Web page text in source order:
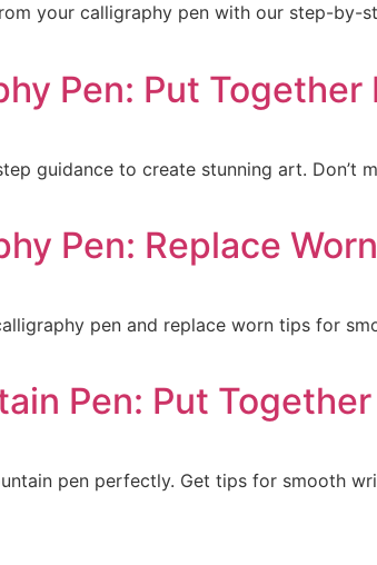
your calligraphy pen with our step-by-
Pen: Put Together
guidance to create stunning art. Don’t
Pen: Replace
pen and replace worn tips for
Pen: Put
pen perfectly. Get tips for smooth